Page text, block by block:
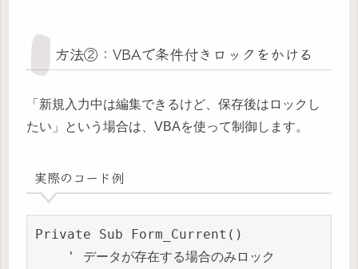
方法②：VBAで条件付きロックをかける
「新規入力中は編集できるけど、保存後はロックし
たい」という場合は、VBAを使って制御します。
実際のコード例
Private Sub Form_Current()
    ' データが存在する場合のみロック